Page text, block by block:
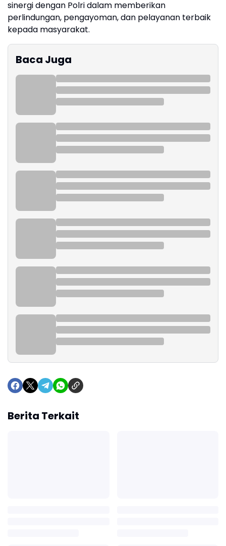
sinergi dengan Polri dalam memberikan
perlindungan, pengayoman, dan pelayanan terbaik
kepada masyarakat.
Baca Juga
Berita Terkait